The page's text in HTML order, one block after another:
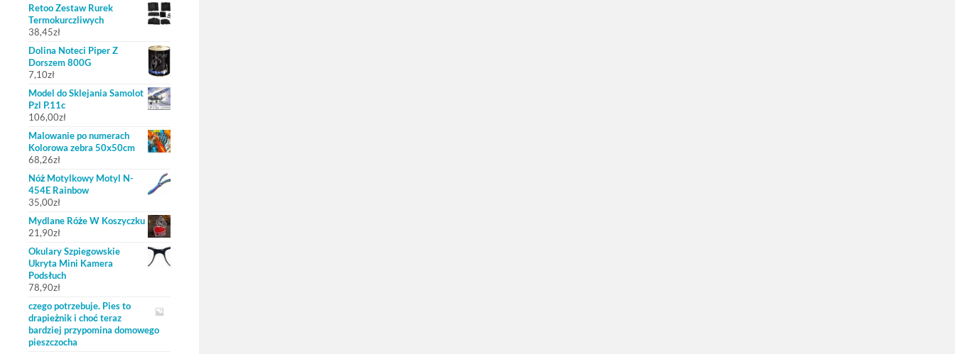
Retoo Zestaw Rurek
Termokurczliwych
38,45zł
Dolina Noteci Piper Z
Dorszem 800G
7,10zł
Model do Sklejania Samolot
Pzl P.11c
106,00zł
Malowanie po numerach
Kolorowa zebra 50x50cm
68,26zł
Nóż Motylkowy Motyl N-
454E Rainbow
35,00zł
Mydlane Róże W Koszyczku
21,90zł
Okulary Szpiegowskie
Ukryta Mini Kamera
Podsłuch
78,90zł
czego potrzebuje. Pies to
drapieżnik i choć teraz
bardziej przypomina domowego
pieszczocha